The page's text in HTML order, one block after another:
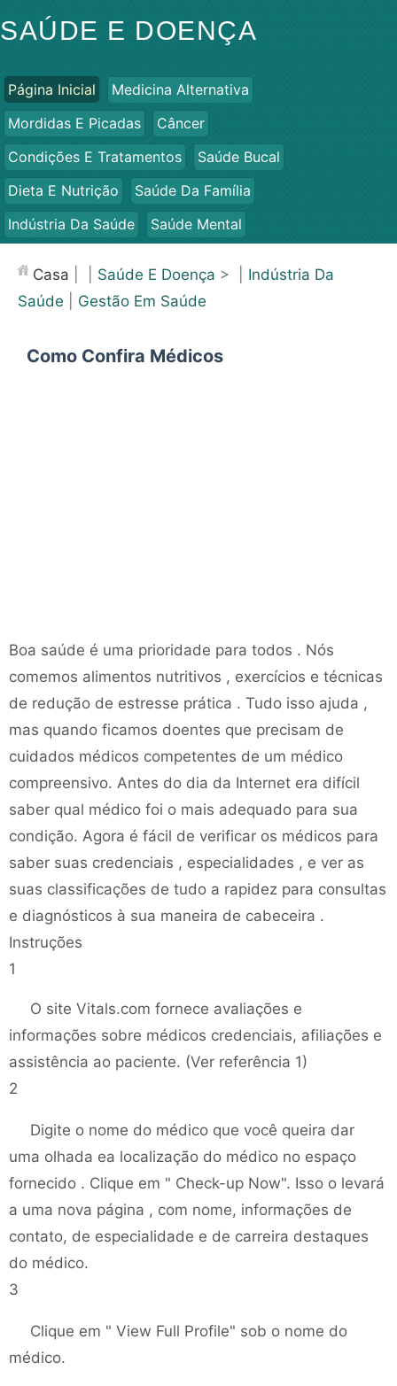
SAÚDE E DOENÇA
Página Inicial
Medicina Alternativa
Mordidas E Picadas
Câncer
Condições E Tratamentos
Saúde Bucal
Dieta E Nutrição
Saúde Da Família
Indústria Da Saúde
Saúde Mental
Saúde
Casa Saúde E Doença > | Indústria Da
Saúde
Gestão Em Saúde
Como Confira Médicos
Boa saúde é uma prioridade para todos . Nós
comemos alimentos nutritivos , exercícios e técnicas
de redução de estresse prática . Tudo isso ajuda ,
mas quando ficamos doentes que precisam de
cuidados médicos competentes de um médico
compreensivo. Antes do dia da Internet era difícil
saber qual médico foi o mais adequado para sua
condição. Agora é fácil de verificar os médicos para
saber suas credenciais , especialidades , e ver as
suas classificações de tudo a rapidez para consultas
e diagnósticos à sua maneira de cabeceira .
Instruções
1
O site Vitals.com fornece avaliações e
informações sobre médicos credenciais, afiliações e
assistência ao paciente. (Ver referência 1)
2
Digite o nome do médico que você queira dar
uma olhada ea localização do médico no espaço
fornecido . Clique em " Check-up Now". Isso o levará
a uma nova página , com nome, informações de
contato, de especialidade e de carreira destaques
do médico.
3
Clique em " View Full Profile" sob o nome do
médico.